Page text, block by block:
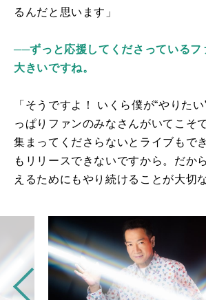
るんだと思います」
──ずっと応援してくださっているフ
大きいですね。
「そうですよ！ いくら僕が“やりた
っぱりファンのみなさんがいてこそ
集まってくださらないとライブもで
もリリースできないですから。だか
えるためにもやり続けることが大切